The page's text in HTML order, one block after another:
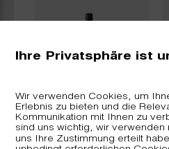
arverei.ch -
Raumduft Bündner
Arve
Ihre Privatsphäre ist
Wir verwenden Cookies, um
Erlebnis zu bieten und die
Kommunikation mit Ihnen zu
sind uns wichtig, wir verwenden
uns Ihre Zustimmung erteilt